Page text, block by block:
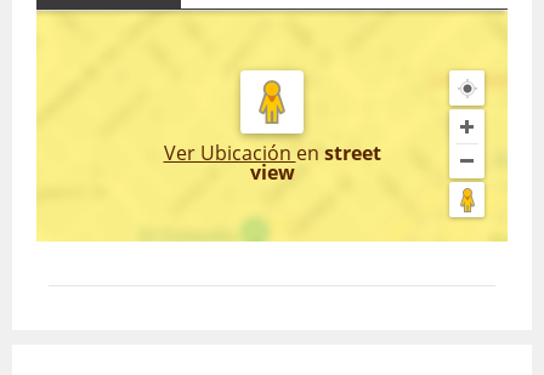
Ver Ubicación en street
view